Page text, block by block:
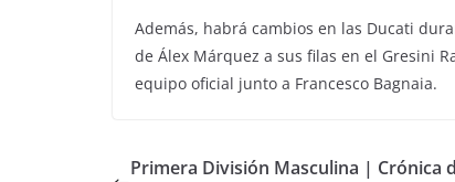
Además, habrá cambios en las Ducati
de Álex Márquez a sus filas en el Gresini
equipo oficial junto a Francesco Bagnaia.
Primera División Masculina | Crónica